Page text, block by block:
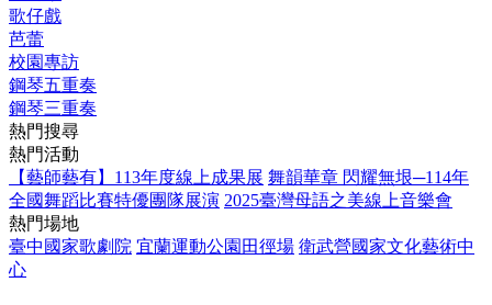
歌仔戲
芭蕾
校園專訪
鋼琴五重奏
鋼琴三重奏
熱門搜尋
熱門活動
【藝師藝有】113年度線上成果展 舞韻華章 閃耀無垠─114年
全國舞蹈比賽特優團隊展演 2025臺灣母語之美線上音樂會
熱門場地
臺中國家歌劇院 宜蘭運動公園田徑場 衛武營國家文化藝術中
心